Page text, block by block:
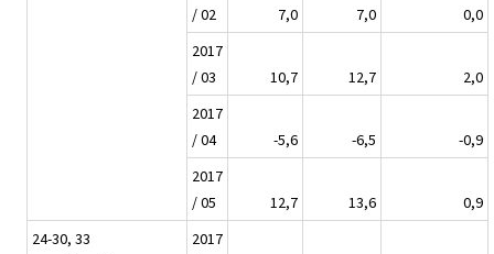
/ 02
7,0 7,0
0,0
2017
/ 03
10,7 12,7
2,0
2017
/ 04
-5,6 -6,5
-0,9
2017
/ 05
12,7 13,6
0,9
24-30, 33
2017